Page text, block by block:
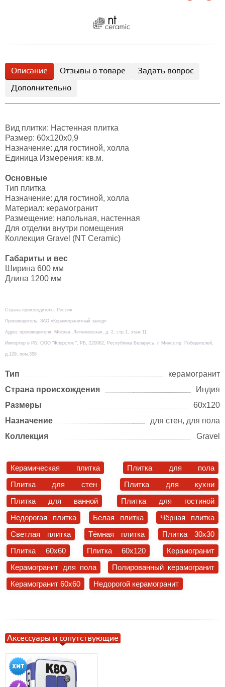
Описание Отзывы о товаре
Задать вопрос
Дополнительно
Вид плитки: Настенная плитка
Размер: 60х120х0,9
Назначение: для гостиной, холла
Единица Измерения: кв.м.
Основные
Тип плитка
Назначение: для гостиной, холла
Материал: керамогранит
Размещение: напольная, настенная
Для отделки внутри помещения
Коллекция Gravel (NT Ceramic)
Габариты и вес
Ширина 600 мм
Длина 1200 мм
Страна производитель: Россия
Производитель: ЗАО «Керамогранитный завод»
Адрес производителя: Москва, Летниковская, д. 2, стр.1, этаж 11
Импортер в РБ: ООО "Флорсток ", РБ, 220062, Республика Беларусь, г. Минск пр. Победителей,
д.129, пом.358
Тип
керамогранит
Страна происхождения
Индия
Размеры
60х120
Назначение
для стен, для пола
Коллекция
Gravel
Керамическая плитка
Плитка для пола
Плитка для стен
Плитка для кухни
Плитка для ванной
Плитка для гостиной
Недорогая плитка
Белая плитка
Чёрная плитка
Светлая плитка
Тёмная плитка
Плитка 30x30
Плитка 60x60
Плитка 60x120
Керамогранит
Керамогранит для пола
Полированный керамогранит
Керамогранит 60x60
Недорогой керамогранит
Аксессуары и сопутствующие